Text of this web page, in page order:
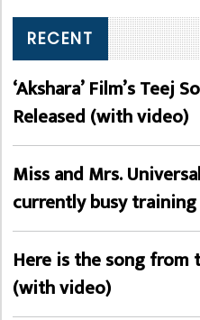
RECENT
‘Akshara’ Film’s Teej
Released (with video)
Miss and Mrs.
currently busy training
Here is the song from
(with video)